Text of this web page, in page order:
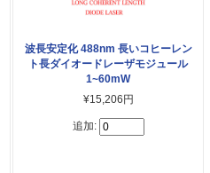
波長安定化 488nm 長いコヒーレン
ト長ダイオードレーザモジュール
1~60mW
¥15,206円
追加: